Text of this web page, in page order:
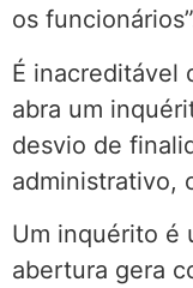
os
É inacreditável
abra um
desvio de
administrativo,
Um inquérito é
abertura gera